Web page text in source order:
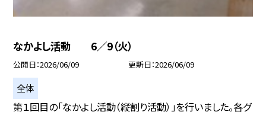
なかよし活動 6／9（火）
公開日 2026/06/09 更新日 2026/06/09
全体
第１回目の「なかよし活動（縦割り活動）」を行いました。各グ